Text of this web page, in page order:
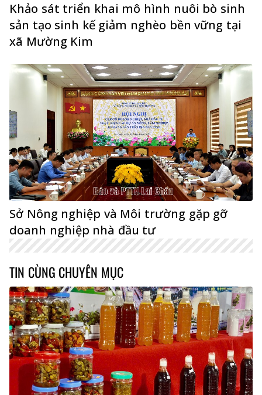
Khảo sát triển khai mô hình nuôi bò sinh
sản tạo sinh kế giảm nghèo bền vững tại
xã Mường Kim
Sở Nông nghiệp và Môi trường gặp gỡ
doanh nghiệp nhà đầu tư
TIN CÙNG CHUYÊN MỤC